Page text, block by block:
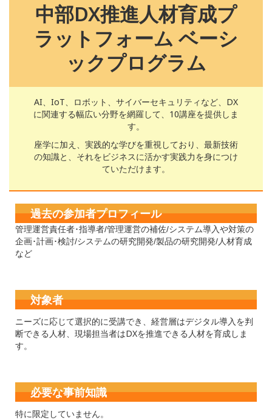
中部DX推進人材育成プ
ラットフォーム ベーシ
ックプログラム
AI、IoT、ロボット、サイバーセキュリティなど、DX
に関連する幅広い分野を網羅して、10講座を提供しま
す。
座学に加え、実践的な学びを重視しており、最新技術
の知識と、それをビジネスに活かす実践力を身につけ
ていただけます。
過去の参加者プロフィール
管理運営責任者･指導者/管理運営の補佐/システム導入や対策の
企画･計画･検討/システムの研究開発/製品の研究開発/人材育成
など
対象者
ニーズに応じて選択的に受講でき、経営層はデジタル導入を判
断できる人材、現場担当者はDXを推進できる人材を育成しま
す。
必要な事前知識
特に限定していません。